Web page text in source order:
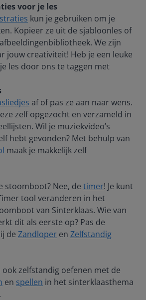
voor je les
kun je gebruiken om je
Kopieer ze uit de sjabloonles of
We zijn
jouw creativiteit! Heb je een leuke
les door ons te taggen met
af of pas ze aan naar wens.
zelf opgezocht en verzameld in
Wil je muziekvideo’s
hebt gevonden? Met behulp van
maak je makkelijk zelf
stoomboot? Nee, de timer! Je kunt
tool veranderen in het
van Sinterklaas. Wie van
dit als eerste op? Pas de
de Zandloper en Zelfstandig
zelfstandig oefenen met de
en spellen in het sinterklaasthema